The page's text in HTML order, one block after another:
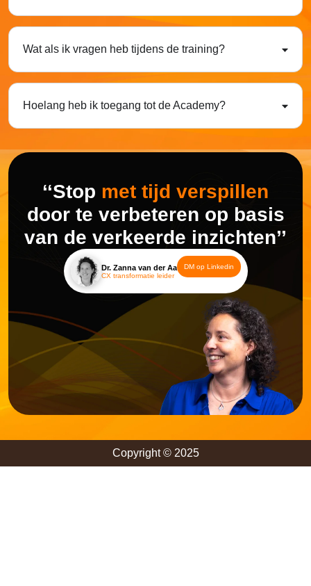
Wat als ik vragen heb tijdens de training?
Hoelang heb ik toegang tot de Academy?
‘‘Stop met tijd verspillen
door te verbeteren op basis
van de verkeerde inzichten’’
Dr. Zanna van der Aa
CX transformatie leider
DM op Linkedin
Copyright © 2025